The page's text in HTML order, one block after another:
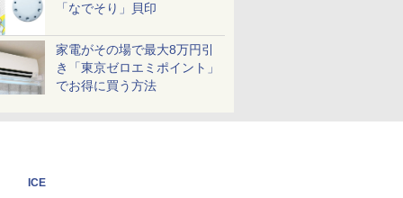
「なでそり」貝印
家電がその場で最大8万円引
き「東京ゼロエミポイント」
でお得に買う方法
ICE